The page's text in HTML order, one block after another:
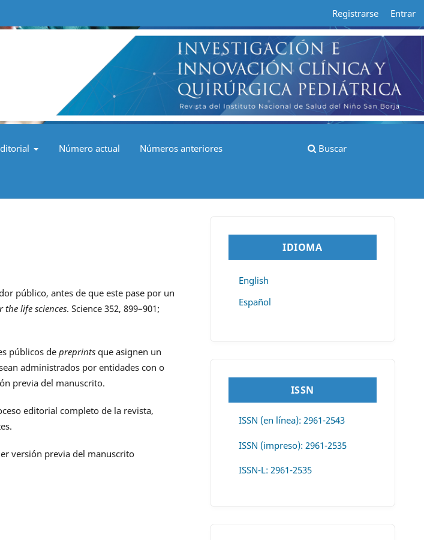
Número actual Números anteriores Buscar
Registrarse Entrar
público, antes de que este pase por un
the life sciences. Science 352, 899–901;
públicos depreprintsque asignen un
administrados por entidades con o
previa del manuscrito.
editorial completo de la revista,
versión previa del manuscrito
IDIOMA
English
Español
ISSN
ISSN (en línea): 2961-2543
ISSN (impreso): 2961-2535
ISSN-L: 2961-2535